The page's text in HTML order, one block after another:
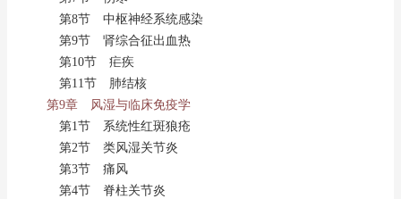
第8节 中枢神经系统感染
第9节 肾综合征出血热
第10节 疟疾
第11节 肺结核
第9章 风湿与临床免疫学
第1节 系统性红斑狼疮
第2节 类风湿关节炎
第3节 痛风
第4节 脊柱关节炎